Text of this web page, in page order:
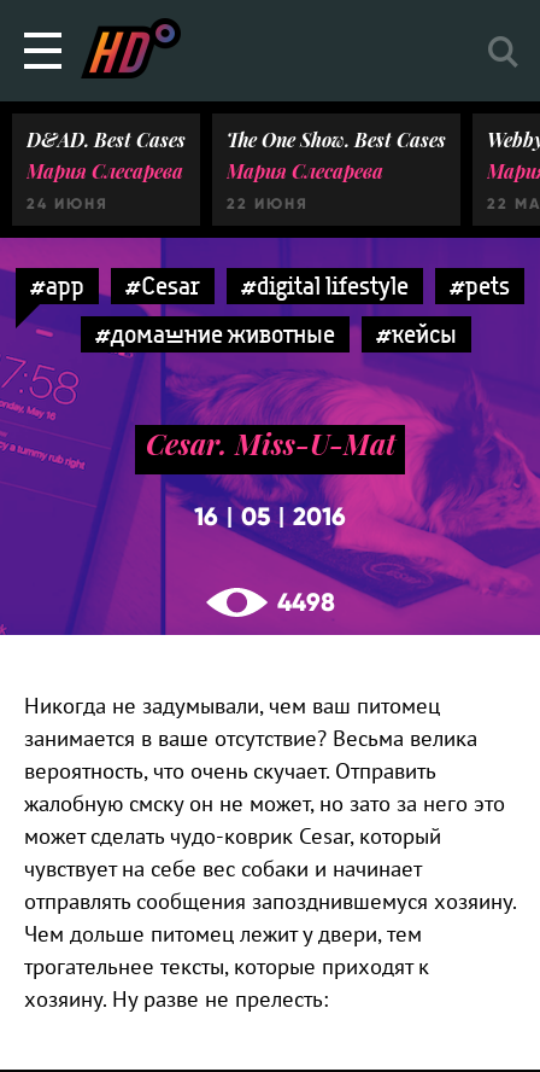
D&AD. Best Cases
Мария Слесарева
24 ИЮНЯ
The One Show. Best Cases
Мария Слесарева
22 ИЮНЯ 22
#app #Cesar #digital lifestyle
#pets
#домашние животные
#кейсы
Cesar. Miss-U-Mat
16 05| 2016
4498
Никогда не задумывали, чем ваш питомец
занимается в ваше отсутствие? Весьма велика
вероятность, что очень скучает. Отправить
жалобную смску он не может, но зато за него это
может сделать чудо-коврик Cesar, который
чувствует на себе вес собаки и начинает
отправлять сообщения запозднившемуся хозяину.
Чем дольше питомец лежит у двери, тем
трогательнее тексты, которые приходят к
хозяину. Ну разве не прелесть: